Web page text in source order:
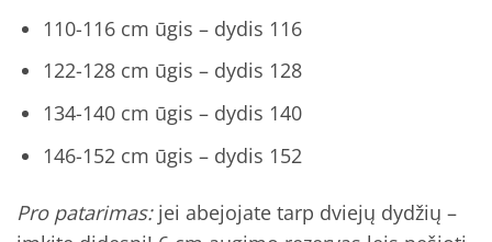
110-116 cm ūgis – dydis 116
122-128 cm ūgis – dydis 128
134-140 cm ūgis – dydis 140
146-152 cm ūgis – dydis 152
Pro patarimas:jei abejojate tarp dviejų dydžių –